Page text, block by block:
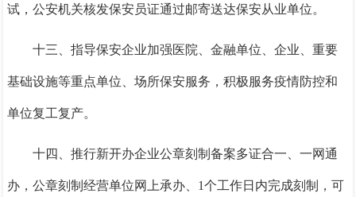
试，公安机关核发保安员证通过邮寄送达保安从业单位。
十三、指导保安企业加强医院、金融单位、企业、重要
基础设施等重点单位、场所保安服务，积极服务疫情防控和
单位复工复产。
十四、推行新开办企业公章刻制备案多证合一、一网通
办，公章刻制经营单位网上承办、 1个工作日内完成刻制，可